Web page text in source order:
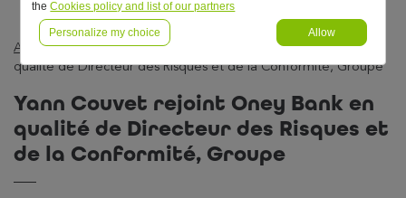
Actualités — Non classé —
Yann Couvet rejoint Oney Bank en
qualité de Directeur des Risques et de la Conformité, Groupe
Yann Couvet rejoint Oney Bank en
qualité de Directeur des Risques et
de la Conformité, Groupe
theCookies policy and list of our partners
Personalize my choice Allow